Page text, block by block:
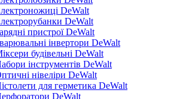
DeWalt
DeWalt
пристрої DeWalt
інвертори DeWalt
будівельні DeWalt
інструментів DeWalt
нівеліри DeWalt
для герметика DeWalt
DeWalt